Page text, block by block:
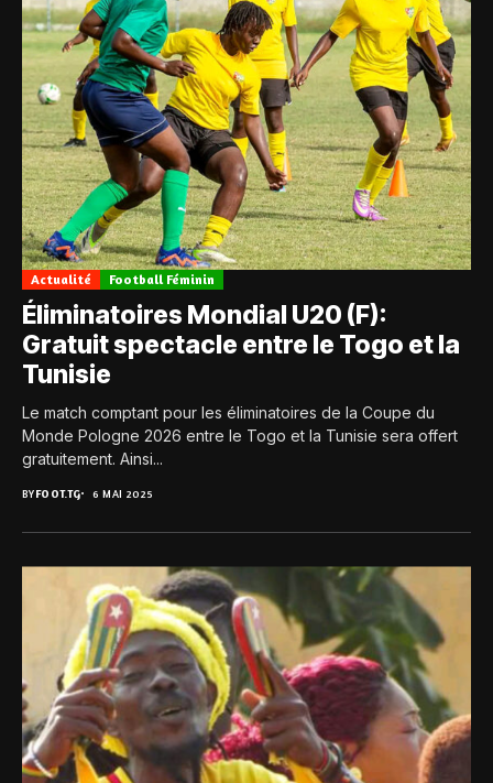
Actualité Football Féminin
Éliminatoires Mondial U20 (F):
Gratuit spectacle entre le Togo et la
Tunisie
Le match comptant pour les éliminatoires de la Coupe du
Monde Pologne 2026 entre le Togo et la Tunisie sera offert
gratuitement. Ainsi...
BYFOOT.TG 6 MAI 2025